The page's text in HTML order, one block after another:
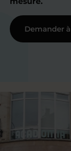
Demander